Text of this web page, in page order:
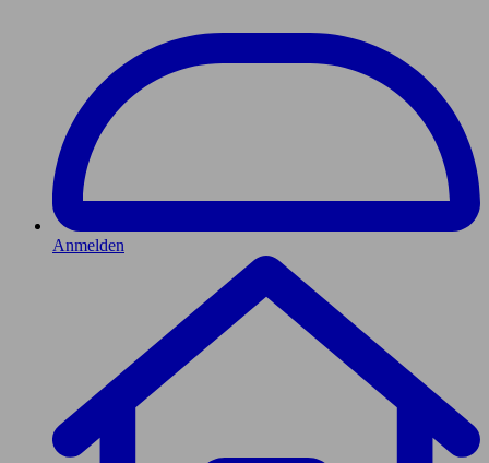
Anmelden